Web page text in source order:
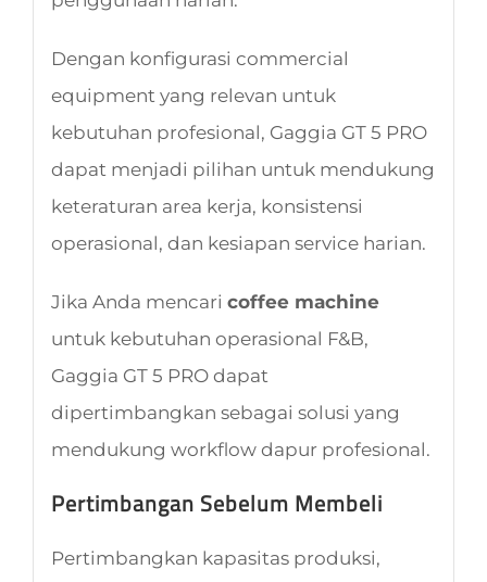
Dengan konfigurasi commercial
equipment yang relevan untuk
kebutuhan profesional, Gaggia GT 5 PRO
dapat menjadi pilihan untuk mendukung
keteraturan area kerja, konsistensi
operasional, dan kesiapan service harian.
Jika Anda mencari coffee machine
untuk kebutuhan operasional F&B,
Gaggia GT 5 PRO dapat
dipertimbangkan sebagai solusi yang
mendukung workflow dapur profesional.
Pertimbangan Sebelum Membeli
Pertimbangkan kapasitas produksi,